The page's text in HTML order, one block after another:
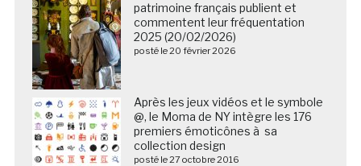
patrimoine français publient et
commentent leur fréquentation
2025 (20/02/2026)
posté le 20 février 2026
Après les jeux vidéos et le symbole
@, le Moma de NY intègre les 176
premiers émoticônes à sa
collection design
posté le 27 octobre 2016